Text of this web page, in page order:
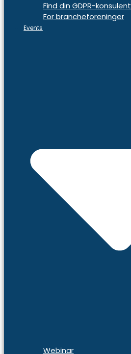
Find din GDPR-konsulent
For brancheforeninger
Events
Webinar